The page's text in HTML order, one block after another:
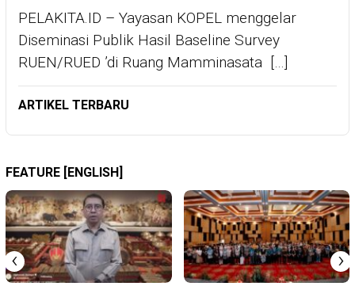
PELAKITA.ID – Yayasan KOPEL menggelar
Diseminasi Publik Hasil Baseline Survey
RUEN/RUED ’di Ruang Mamminasata […]
ARTIKEL TERBARU
FEATURE [ENGLISH]
‹ ›